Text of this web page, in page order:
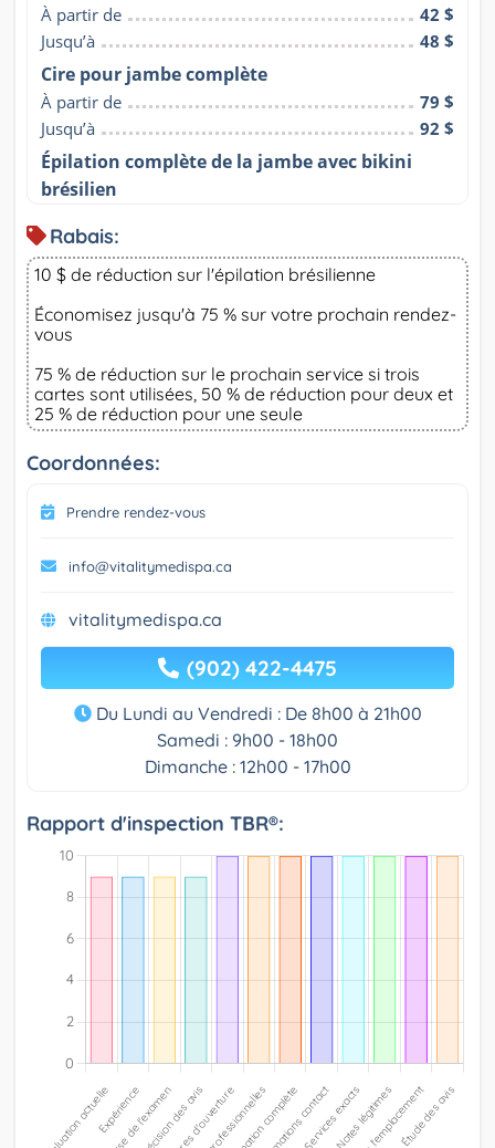
À partir de
42 $
Jusqu’à
48 $
Cire pour jambe complète
À partir de
79 $
Jusqu’à
92 $
Épilation complète de la jambe avec bikini
brésilien
Rabais:
10 $ de réduction sur l'épilation brésilienne
Économisez jusqu'à 75 % sur votre prochain rendez-
vous
75 % de réduction sur le prochain service si trois
cartes sont utilisées, 50 % de réduction pour deux et
25 % de réduction pour une seule
Coordonnées:
Prendre rendez-vous
info@vitalitymedispa.ca
vitalitymedispa.ca
(902) 422-4475
Du Lundi au Vendredi : De 8h00 à 21h00
Samedi : 9h00 - 18h00
Dimanche : 12h00 - 17h00
Rapport d'inspection TBR®: